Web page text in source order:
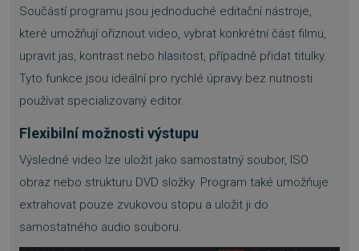
Součástí programu jsou jednoduché editační nástroje,
které umožňují oříznout video, vybrat konkrétní část filmu,
upravit jas, kontrast nebo hlasitost, případně přidat titulky.
Tyto funkce jsou ideální pro rychlé úpravy bez nutnosti
používat specializovaný editor.
Flexibilní možnosti výstupu
Výsledné video lze uložit jako samostatný soubor, ISO
obraz nebo strukturu DVD složky. Program také umožňuje
extrahovat pouze zvukovou stopu a uložit ji do
samostatného audio souboru.
Nezbytně nutné soubory
Nezařazené soubory
Nezbytně nutné soubory cookie umožňují
základní funkce webových stránek, jako je
stránky nelze bez nezbytně nutných souborů
Název
Provider
Doména
Vyprší
_GRECAPTCHA
Google LLC